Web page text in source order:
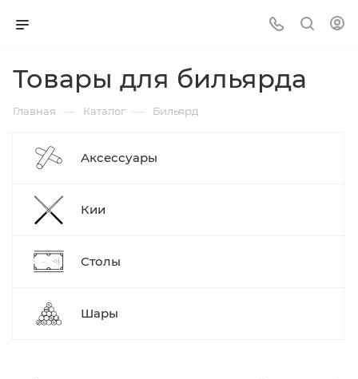
Товары для бильярда
Главная — Каталог — Бильярд
Аксессуары
Кии
Столы
Шары